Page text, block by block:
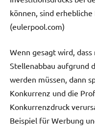
können, sind
(eulerpool.com)
Wenn gesagt wird,
Stellenabbau aufgrund
werden müssen, dann
Konkurrenz und die
Konkurrenzdruck
Beispiel für Werbung